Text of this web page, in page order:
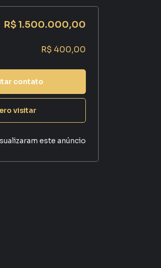
R$ 1.500.000,00
R$ 400,00
contato
visitar
este anúncio